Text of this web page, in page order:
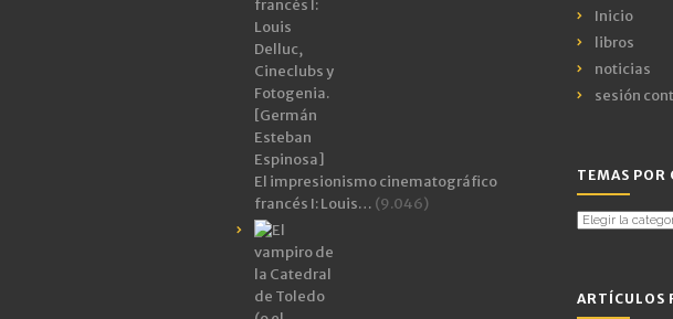
El impresionismo cinematográfico
francés I: Louis… (9.046)
Inicio
libros
noticias
sesión
TEMAS POR
Temas
ARTÍCULOS